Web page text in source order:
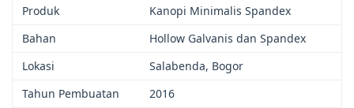
Produk
Kanopi Minimalis Spandex
Bahan
Hollow Galvanis dan Spandex
Lokasi
Salabenda, Bogor
Tahun Pembuatan
2016